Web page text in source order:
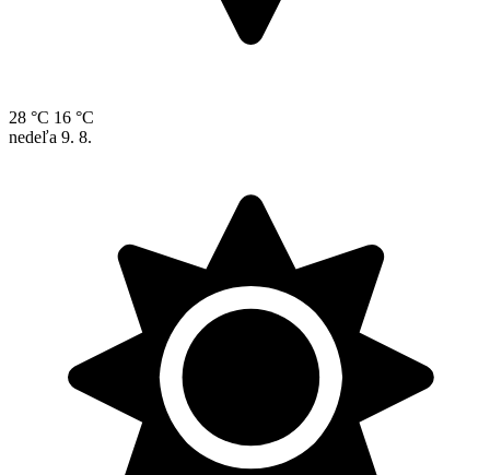
28 °C 16 °C
nedeľa 9. 8.